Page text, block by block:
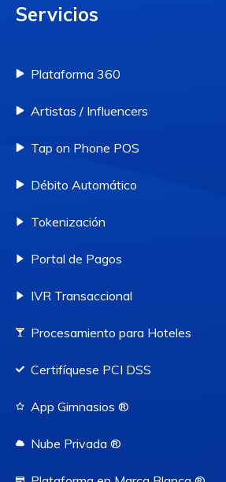
Servicios
Plataforma 360
Artistas / Influencers
Tap on Phone POS
Débito Automático
Tokenización
Portal de Pagos
IVR Transaccional
Procesamiento para Hoteles
Certifíquese PCI DSS
App Gimnasios ®
Nube Privada ®